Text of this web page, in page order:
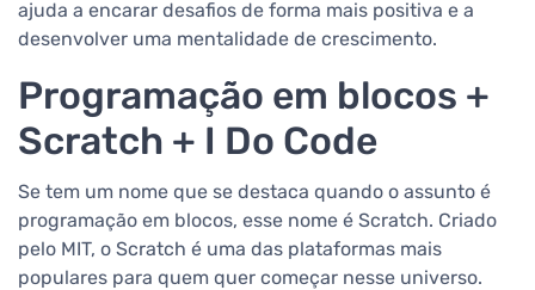
ajuda a encarar desafios de forma mais positiva e a
desenvolver uma mentalidade de crescimento.
Programação em blocos +
Scratch + I Do Code
Se tem um nome que se destaca quando o assunto é
programação em blocos, esse nome é Scratch. Criado
pelo MIT, o Scratch é uma das plataformas mais
populares para quem quer começar nesse universo.